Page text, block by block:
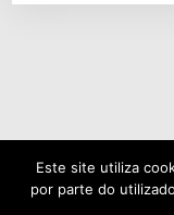
Este site utiliza
por parte do